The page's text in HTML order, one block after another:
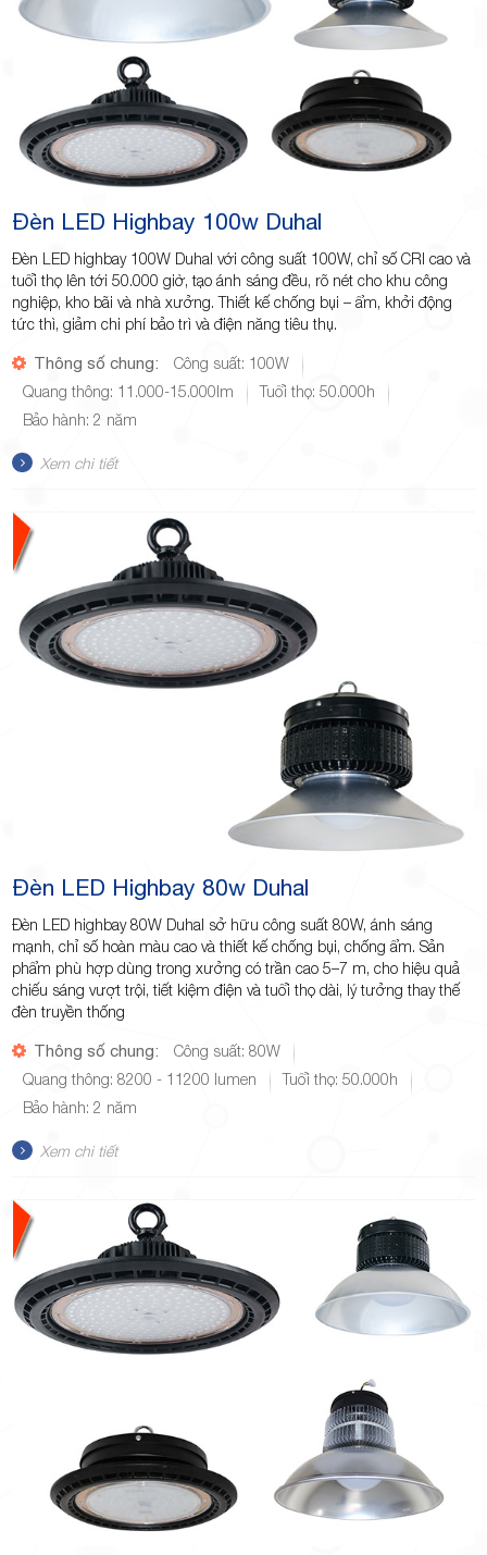
Đèn LED Highbay 100w Duhal
Đèn LED highbay 100W Duhal với công suất 100W, chỉ số CRI cao và
tuổi thọ lên tới 50.000 giờ, tạo ánh sáng đều, rõ nét cho khu công
nghiệp, kho bãi và nhà xưởng. Thiết kế chống bụi – ẩm, khởi động
tức thì, giảm chi phí bảo trì và điện năng tiêu thụ.
Thông số chung:
Công suất: 100W
Quang thông: 11.000-15.000lm
Tuổi thọ: 50.000h
Bảo hành: 2 năm
Xem chi tiết
Đèn LED Highbay 80w Duhal
Đèn LED highbay 80W Duhal sở hữu công suất 80W, ánh sáng
mạnh, chỉ số hoàn màu cao và thiết kế chống bụi, chống ẩm. Sản
phẩm phù hợp dùng trong xưởng có trần cao 5–7 m, cho hiệu quả
chiếu sáng vượt trội, tiết kiệm điện và tuổi thọ dài, lý tưởng thay thế
đèn truyền thống
Thông số chung:
Công suất: 80W
Quang thông: 8200 - 11200 lumen
Tuổi thọ: 50.000h
Bảo hành: 2 năm
Xem chi tiết